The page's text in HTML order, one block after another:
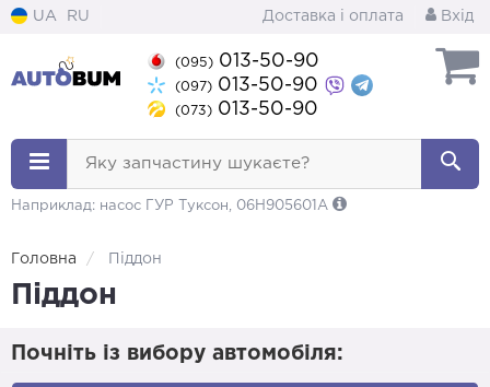
UA RU Доставка і оплата Вхід
(095) 013-50-90
(097) 013-50-90
(073) 013-50-90
Яку запчастину шукаєте?
Наприклад: насос ГУР Туксон, 06H905601A
Головна Піддон
Піддон
Почніть із вибору автомобіля: